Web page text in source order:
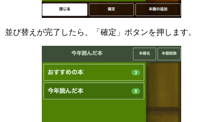
並び替えが完了したら、「確定」ボタンを押します。